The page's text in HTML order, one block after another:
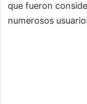
que fueron
numerosos